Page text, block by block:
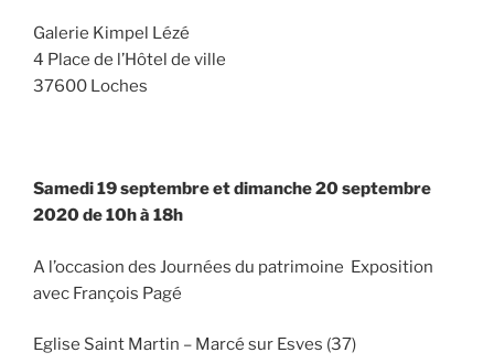
Galerie Kimpel Lézé
4 Place de l’Hôtel de ville
37600 Loches
Samedi 19 septembre et dimanche 20 septembre
2020 de 10h à 18h
A l’occasion des Journées du patrimoine Exposition
avec François Pagé
Eglise Saint Martin – Marcé sur Esves (37)